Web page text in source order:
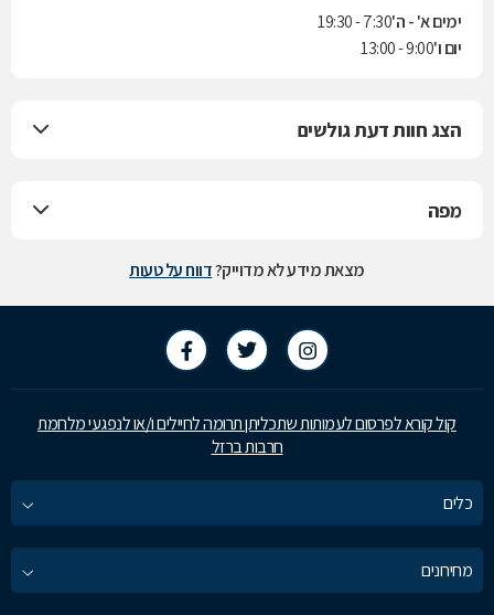
ימים א' - ה'7:30 - 19:30
יום ו'9:00 - 13:00
הצג חוות דעת גולשים
מפה
מצאת מידע לא מדוייק?דווח על טעות
קול קורא לפרסום לעמותות שתכליתן תרומה לחיילים ו/או לנפגעי מלחמת
חרבות ברזל
כלים
מחירונים